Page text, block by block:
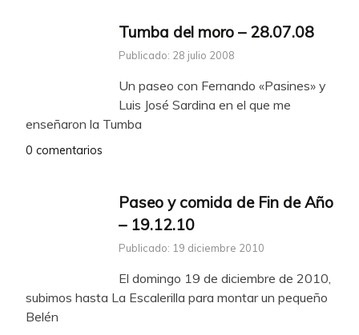
Tumba del moro – 28.07.08
Publicado: 28 julio 2008
Un paseo con Fernando «Pasines» y
Luis José Sardina en el que me
enseñaron la Tumba
0 comentarios
Paseo y comida de Fin de Año
– 19.12.10
Publicado: 19 diciembre 2010
El domingo 19 de diciembre de 2010,
subimos hasta La Escalerilla para montar un pequeño
Belén